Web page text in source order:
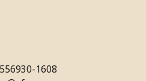
556930-1608